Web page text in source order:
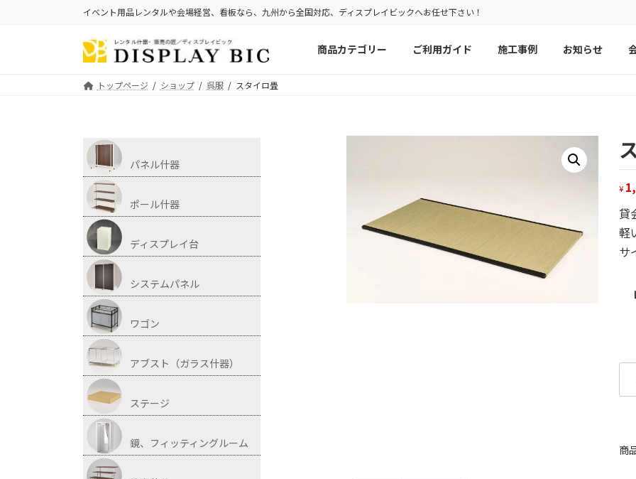
イベント用品レンタルや会場経営、看板なら、九州から全国対応、ディスプレイビックへお任せ下さい！
商品カテゴリー ご利用ガイド 施工事例 お知らせ
トップページ ショップ 呉服 スタイロ畳
¥
貸
軽
サ
商
パネル什器
ポール什器
ディスプレイ台
システムパネル
ワゴン
アブスト（ガラス什器）
ステージ
鏡、フィッティングルーム